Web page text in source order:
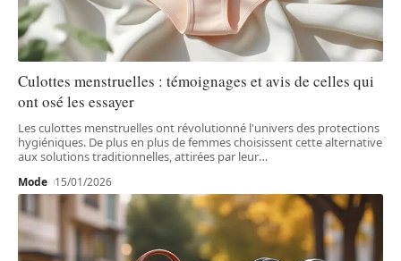
Culottes menstruelles : témoignages et avis de celles qui
ont osé les essayer
Les culottes menstruelles ont révolutionné l'univers des protections
hygiéniques. De plus en plus de femmes choisissent cette alternative
aux solutions traditionnelles, attirées par leur…
Mode 15/01/2026